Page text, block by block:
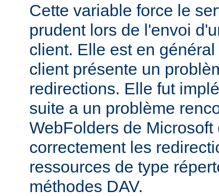
Cette variable force le
prudent lors de l'envoi
client. Elle est en
client présente un
redirections. Elle fut
suite a un problème
WebFolders de
correctement les
ressources de type
méthodes DAV.